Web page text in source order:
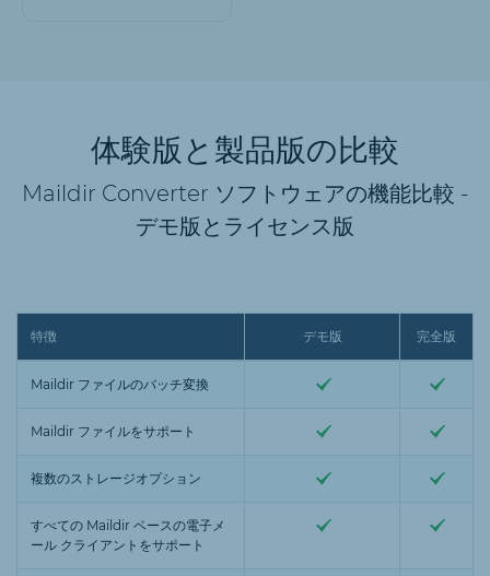
体験版と製品版の比較
Maildir Converter ソフトウェアの機能比較 -
デモ版とライセンス版
特徴 デモ版 完全版
Maildir ファイルのバッチ変換
Maildir ファイルをサポート
複数のストレージオプション
すべての Maildir ベースの電子メ
ール クライアントをサポート